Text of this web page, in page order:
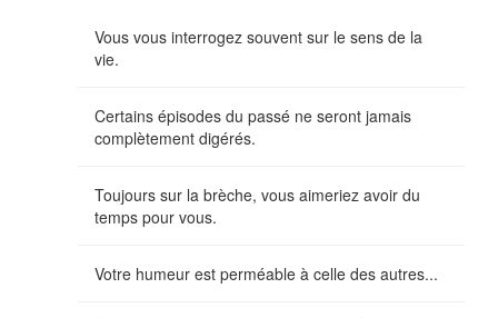
Vous vous interrogez souvent sur le sens de la
vie.
Certains épisodes du passé ne seront jamais
complètement digérés.
Toujours sur la brèche, vous aimeriez avoir du
temps pour vous.
Votre humeur est perméable à celle des autres...